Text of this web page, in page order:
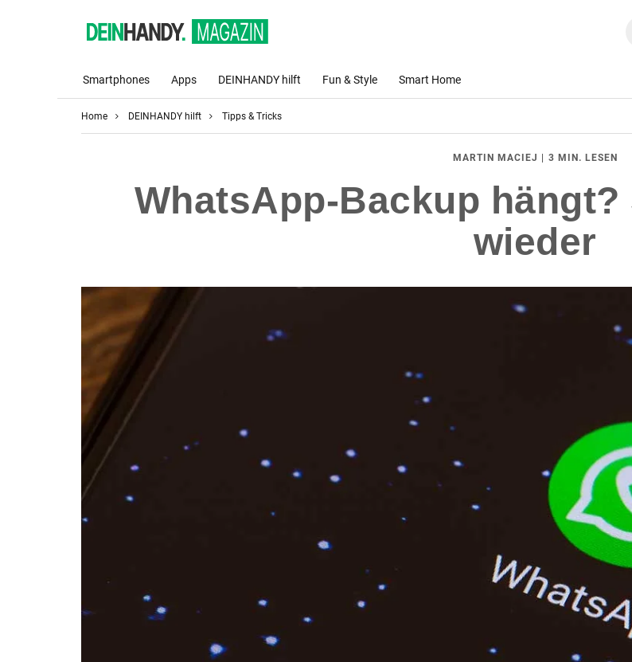
Smartphones Apps DEINHANDY hilft Fun & Style Smart Home
Home DEINHANDY hilft Tipps & Tricks
MARTIN MACIEJ 3 MIN. LESEN
WhatsApp-Backup hängt?
wieder